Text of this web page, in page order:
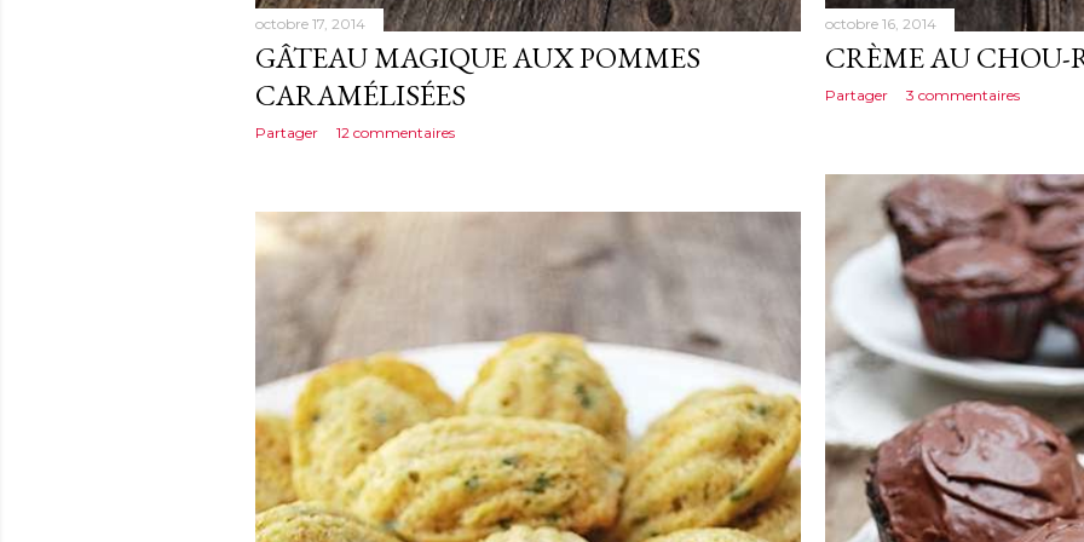
octobre 17, 2014
GÂTEAU MAGIQUE AUX POMMES
CARAMÉLISÉES
Partager 12 commentaires
octobre 16, 2014
CRÈME AU CHOU-
Partager 3 commentaires